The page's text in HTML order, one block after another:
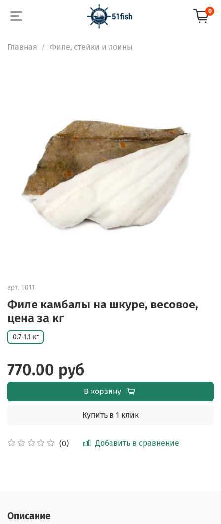
0
Главная Филе, стейки и лоины
арт. Т011
Филе камбалы на шкуре, весовое,
цена за кг
(0) Добавить в сравнение
0.7-1.1 кг
770.00 руб
В корзину
Купить в 1 клик
Описание